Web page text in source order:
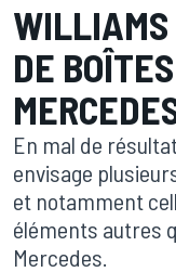
WILLIAMS
DE
En mal de
envisage
et notamment
éléments autres
Mercedes.